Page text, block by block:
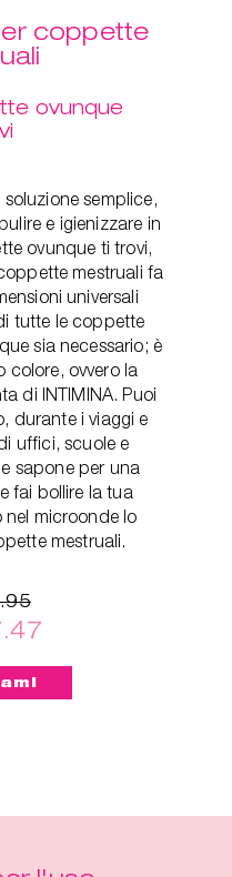
coppette
ovunque
semplice,
e igienizzare in
ovunque ti trovi,
mestruali fa
universali
tutte le coppette
sia necessario; è
colore, ovvero la
di INTIMINA. Puoi
durante i viaggi e
uffici, scuole e
sapone per una
fai bollire la tua
microonde lo
mestruali.